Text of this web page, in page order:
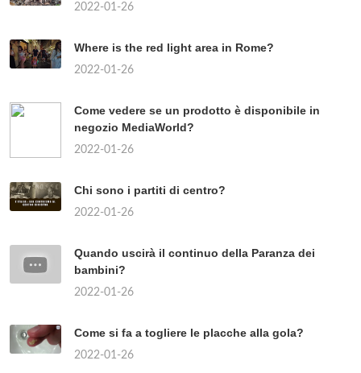
2022-01-26
Where is the red light area in Rome?
2022-01-26
Come vedere se un prodotto è disponibile in
negozio MediaWorld?
2022-01-26
Chi sono i partiti di centro?
2022-01-26
Quando uscirà il continuo della Paranza dei
bambini?
2022-01-26
Come si fa a togliere le placche alla gola?
2022-01-26